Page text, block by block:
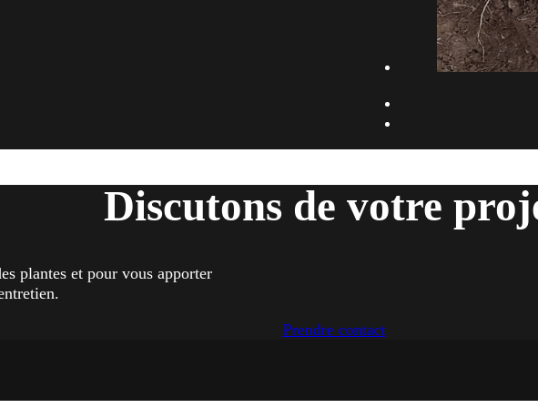
Discutons de votre
plantes et pour vous apporter
Prendre contact